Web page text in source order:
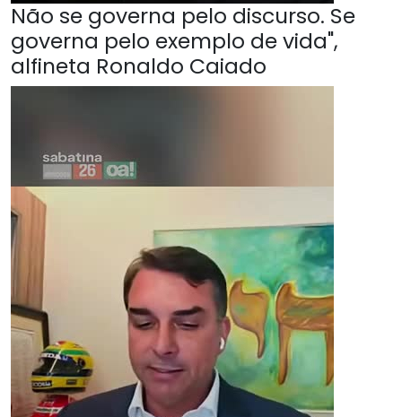
Não se governa pelo discurso. Se
governa pelo exemplo de vida",
alfineta Ronaldo Caiado